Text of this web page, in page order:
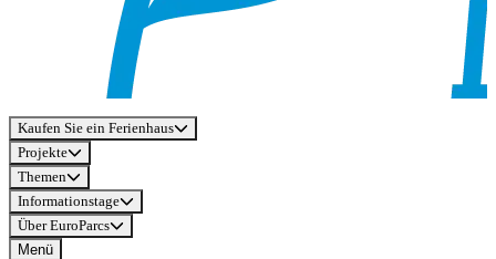
Kaufen Sie ein Ferienhaus
Projekte
Themen
Informationstage
Über EuroParcs
Menü